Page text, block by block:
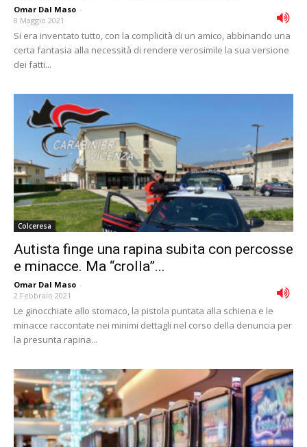
Omar Dal Maso -
8 Maggio 2021
Si era inventato tutto, con la complicità di un amico, abbinando una
certa fantasia alla necessità di rendere verosimile la sua versione
dei fatti...
Colceresa
Autista finge una rapina subita con percosse
e minacce. Ma “crolla”...
Omar Dal Maso -
2 Febbraio 2021
Le ginocchiate allo stomaco, la pistola puntata alla schiena e le
minacce raccontate nei minimi dettagli nel corso della denuncia per
la presunta rapina...